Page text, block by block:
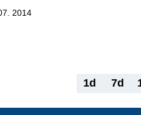
daňovým podvodom v
proti podvodom.“ Pri
Podľa Finančnej správy
veľkého množstva
2014
1d 7d